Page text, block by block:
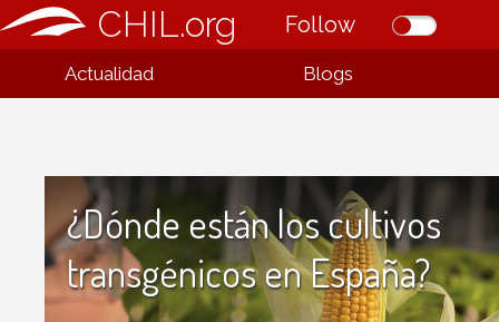
CHIL.org Follow
Actualidad Blogs
¿Dónde están los cultivos
transgénicos en España?